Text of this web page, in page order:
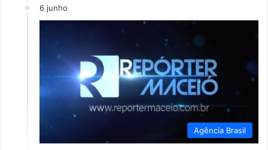
6 junho
Agência Brasil